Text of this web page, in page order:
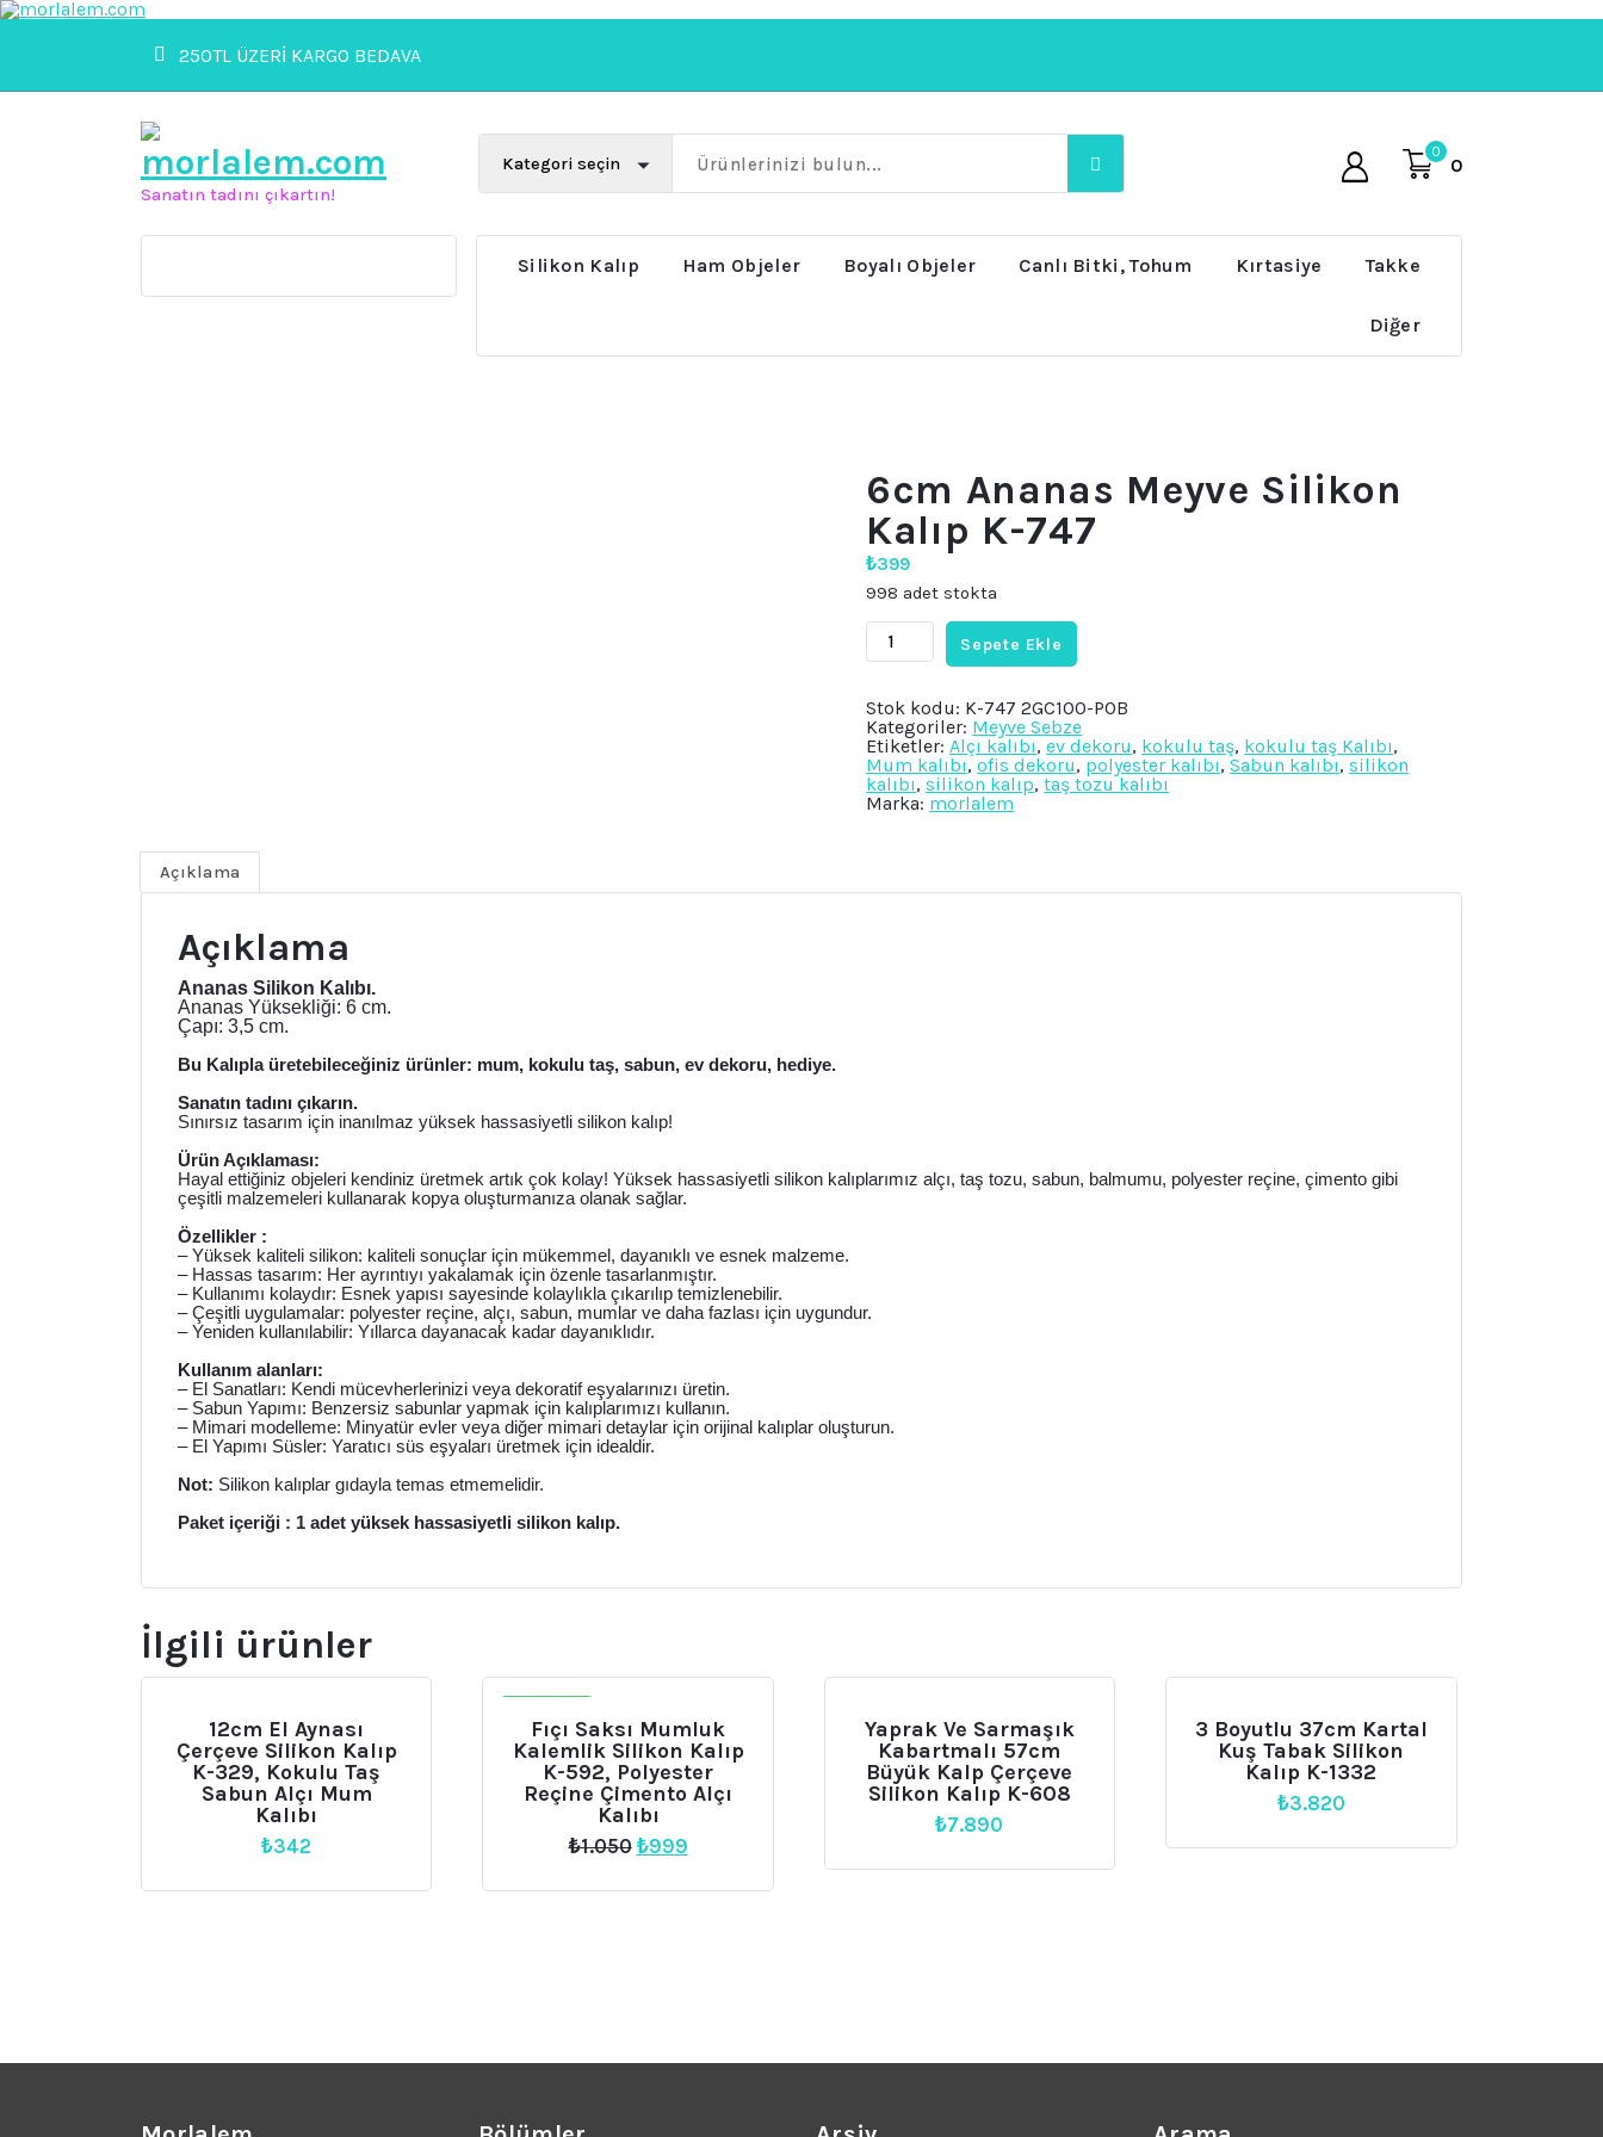
İçeriğe
geç
250TL ÜZERİ KARGO BEDAVA
Sanatın tadını çıkartın!
0
0
Silikon Kalıp Ham Objeler Boyalı Objeler Canlı Bitki, Tohum Kırtasiye Takke
Diğer
6cm Ananas Meyve Silikon
Kalıp K-747
₺399
998 adet stokta
6cm
Ananas
Meyve
Kalıp
K-
747
adet
Sepete Ekle
Stok kodu: K-747 2GC100-POB
Kategoriler: Meyve Sebze
Etiketler:Alçı kalıbı,ev dekoru, kokulu taş, kokulu taş Kalıbı,
Mum kalıbı,ofis dekoru, polyester kalıbı,Sabun kalıbı,silikon
kalıbı,silikon kalıp,taş tozu kalıbı
Marka: morlalem
Açıklama
Açıklama
Ananas Silikon Kalıbı.
Ananas Yüksekliği: 6 cm.
Çapı: 3,5 cm.
Bu Kalıpla üretebileceğiniz ürünler: mum, kokulu taş, sabun, ev dekoru, hediye.
Sanatın tadını çıkarın.
Sınırsız tasarım için inanılmaz yüksek hassasiyetli silikon kalıp!
Ürün Açıklaması:
Hayal ettiğiniz objeleri kendiniz üretmek artık çok kolay! Yüksek hassasiyetli silikon kalıplarımız alçı, taş tozu, sabun, balmumu, polyester reçine, çimento gibi
çeşitli malzemeleri kullanarak kopya oluşturmanıza olanak sağlar.
Özellikler :
– Yüksek kaliteli silikon: kaliteli sonuçlar için mükemmel, dayanıklı ve esnek malzeme.
– Hassas tasarım: Her ayrıntıyı yakalamak için özenle tasarlanmıştır.
– Kullanımı kolaydır: Esnek yapısı sayesinde kolaylıkla çıkarılıp temizlenebilir.
– Çeşitli uygulamalar: polyester reçine, alçı, sabun, mumlar ve daha fazlası için uygundur.
– Yeniden kullanılabilir: Yıllarca dayanacak kadar dayanıklıdır.
Kullanım alanları:
– El Sanatları: Kendi mücevherlerinizi veya dekoratif eşyalarınızı üretin.
– Sabun Yapımı: Benzersiz sabunlar yapmak için kalıplarımızı kullanın.
– Mimari modelleme: Minyatür evler veya diğer mimari detaylar için orijinal kalıplar oluşturun.
– El Yapımı Süsler: Yaratıcı süs eşyaları üretmek için idealdir.
Not: Silikon kalıplar gıdayla temas etmemelidir.
Paket içeriği : 1 adet yüksek hassasiyetli silikon kalıp.
İlgili ürünler
12cm El Aynası
Çerçeve Silikon Kalıp
K-329, Kokulu Taş
Sabun Alçı Mum
Kalıbı
₺342
Fıçı Saksı Mumluk
Kalemlik Silikon Kalıp
K-592, Polyester
Reçine Çimento Alçı
Kalıbı
₺1.050 Orijinal
₺1.050.
₺999Şu
fiyat:
Yaprak Ve Sarmaşık
Kabartmalı 57cm
Büyük Kalp Çerçeve
Silikon Kalıp K-608
₺7.890
3 Boyutlu 37cm Kartal
Kuş Tabak Silikon
Kalıp K-1332
₺3.820